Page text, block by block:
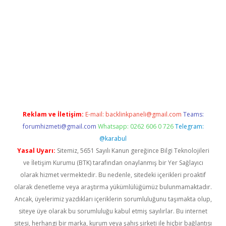
Reklam ve İletişim: E-mail: backlinkpaneli@gmail.com Teams:
forumhizmeti@gmail.com Whatsapp: 0262 606 0 726 Telegram:
@karabul
Yasal Uyarı: Sitemiz, 5651 Sayılı Kanun gereğince Bilgi Teknolojileri
ve İletişim Kurumu (BTK) tarafından onaylanmış bir Yer Sağlayıcı
olarak hizmet vermektedir. Bu nedenle, sitedeki içerikleri proaktif
olarak denetleme veya araştırma yükümlülüğümüz bulunmamaktadır.
Ancak, üyelerimiz yazdıkları içeriklerin sorumluluğunu taşımakta olup,
siteye üye olarak bu sorumluluğu kabul etmiş sayılırlar. Bu internet
sitesi, herhangi bir marka, kurum veya şahıs şirketi ile hiçbir bağlantısı